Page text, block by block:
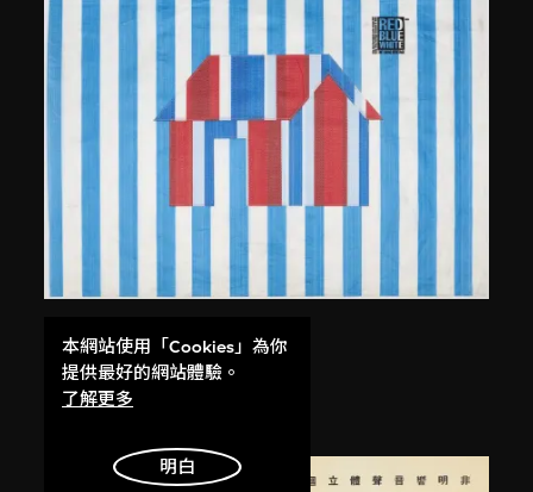
又一山人（黃炳培）
[紅白藍]無限
2001
本網站使用「Cookies」為你
提供最好的網站體驗。
了解更多
明白